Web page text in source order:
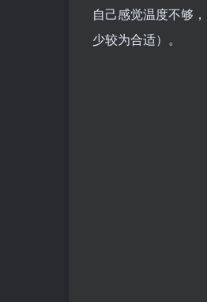
自己感觉温度不够
少较为合适）。